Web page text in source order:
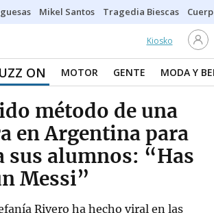
Mikel Santos Tragedia Biescas
Kiosko
ON MOTOR GENTE MODA Y
método de una
en Argentina para
sus alumnos: “Has
Messi”
Rivero ha hecho viral en las